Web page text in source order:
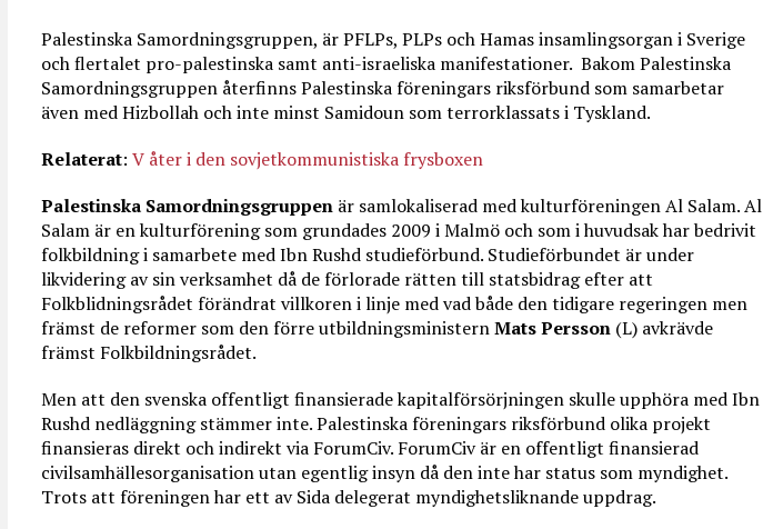
Palestinska Samordningsgruppen, är PFLPs, PLPs och Hamas insamlingsorgan i Sverige
och flertalet pro-palestinska samt anti-israeliska manifestationer. Bakom Palestinska
Samordningsgruppen återfinns Palestinska föreningars riksförbund som samarbetar
även med Hizbollah och inte minst Samidoun som terrorklassats i Tyskland.
Relaterat: V åter i den sovjetkommunistiska frysboxen
Palestinska Samordningsgruppen är samlokaliserad med kulturföreningen Al Salam. Al
Salam är en kulturförening som grundades 2009 i Malmö och som i huvudsak har bedrivit
folkbildning i samarbete med Ibn Rushd studieförbund. Studieförbundet är under
likvidering av sin verksamhet då de förlorade rätten till statsbidrag efter att
Folkblidningsrådet förändrat villkoren i linje med vad både den tidigare regeringen men
främst de reformer som den förre utbildningsministernMats Persson (L) avkrävde
främst Folkbildningsrådet.
Men att den svenska offentligt finansierade kapitalförsörjningen skulle upphöra med Ibn
Rushd nedläggning stämmer inte. Palestinska föreningars riksförbund olika projekt
finansieras direkt och indirekt via ForumCiv. ForumCiv är en offentligt finansierad
civilsamhällesorganisation utan egentlig insyn då den inte har status som myndighet.
Trots att föreningen har ett av Sida delegerat myndighetsliknande uppdrag.